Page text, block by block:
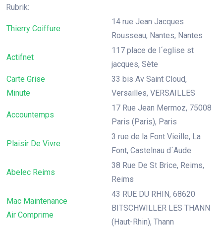
Rubrik:
Thierry Coiffure
14 rue Jean Jacques
Rousseau, Nantes, Nantes
Actifnet
117 place de l´eglise st
jacques, Sète
Carte Grise
Minute
33 bis Av Saint Cloud,
Versailles, VERSAILLES
Accountemps
17 Rue Jean Mermoz, 75008
Paris (Paris), Paris
Plaisir De Vivre
3 rue de la Font Vieille, La
Font, Castelnau d´Aude
Abelec Reims
38 Rue De St Brice, Reims,
Reims
Mac Maintenance
Air Comprime
43 RUE DU RHIN, 68620
BITSCHWILLER LES THANN
(Haut-Rhin), Thann